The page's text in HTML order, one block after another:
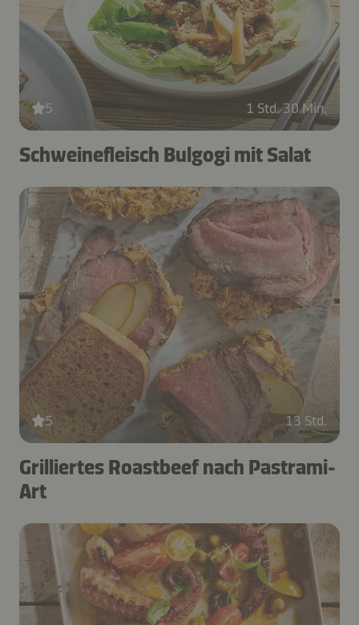
5 1 Std. 30 Min.
Schweinefleisch Bulgogi mit Salat
5 13 Std.
Grilliertes Roastbeef nach Pastrami-
Art